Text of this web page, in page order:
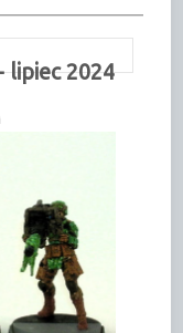
lipiec 2024